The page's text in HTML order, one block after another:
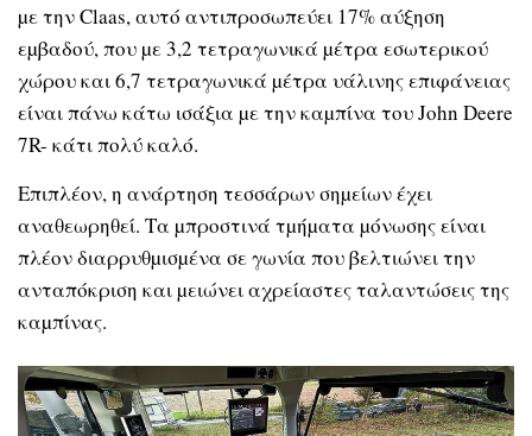
µε την Claas, αυτό αντιπροσωπεύει 17% αύξηση
εµβαδού, που µε 3,2 τετραγωνικά µέτρα εσωτερικού
χώρου και 6,7 τετραγωνικά µέτρα υάλινης επιφάνειας
είναι πάνω κάτω ισάξια µε την καµπίνα του John Deere
7R- κάτι πολύ καλό.
Επιπλέον, η ανάρτηση τεσσάρων σηµείων έχει
αναθεωρηθεί. Τα µπροστινά τµήµατα µόνωσης είναι
πλέον διαρρυθµισµένα σε γωνία που βελτιώνει την
ανταπόκριση και µειώνει αχρείαστες ταλαντώσεις της
καµπίνας.